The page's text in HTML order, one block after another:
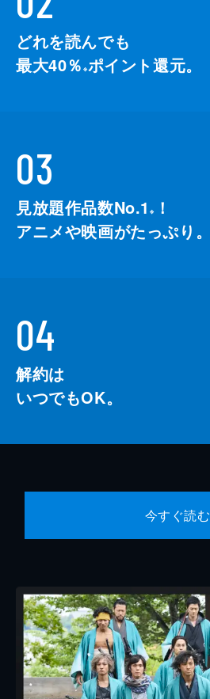
どれを読んでも
最大40％ ※ポイント還元。
03
見放題作品数No.1 ※
！
アニメや映画がたっぷり。
04
解約は
いつでもOK。
今すぐ読む